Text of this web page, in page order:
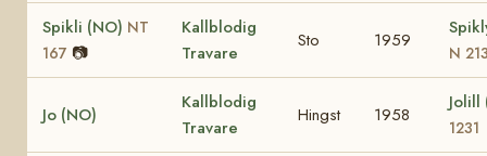
Spikli (NO) NT
167 📷
Kallblodig
Travare
Sto 1959
N
Jo (NO)
Kallblodig
Travare
Hingst 1958
1231